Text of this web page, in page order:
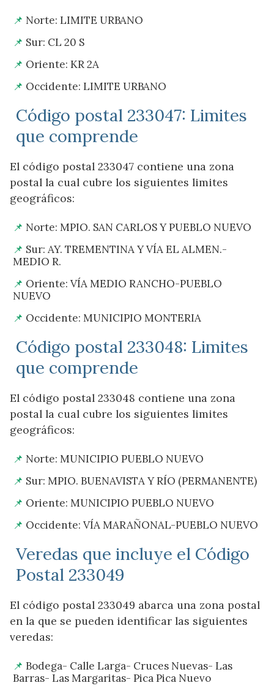
Norte: LIMITE URBANO
Sur: CL 20 S
Oriente: KR 2A
Occidente: LIMITE URBANO
Código postal 233047: Limites
que comprende
El código postal 233047 contiene una zona
postal la cual cubre los siguientes limites
geográficos:
Norte: MPIO. SAN CARLOS Y PUEBLO NUEVO
Sur: AY. TREMENTINA Y VÍA EL ALMEN.-
MEDIO R.
Oriente: VÍA MEDIO RANCHO-PUEBLO
NUEVO
Occidente: MUNICIPIO MONTERIA
Código postal 233048: Limites
que comprende
El código postal 233048 contiene una zona
postal la cual cubre los siguientes limites
geográficos:
Norte: MUNICIPIO PUEBLO NUEVO
Sur: MPIO. BUENAVISTA Y RÍO (PERMANENTE)
Oriente: MUNICIPIO PUEBLO NUEVO
Occidente: VÍA MARAÑONAL-PUEBLO NUEVO
Veredas que incluye el Código
Postal 233049
El código postal 233049 abarca una zona postal
en la que se pueden identificar las siguientes
veredas:
Bodega- Calle Larga- Cruces Nuevas- Las
Barras- Las Margaritas- Pica Pica Nuevo